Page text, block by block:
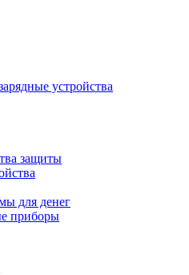
устройства
защиты
для денег
приборы